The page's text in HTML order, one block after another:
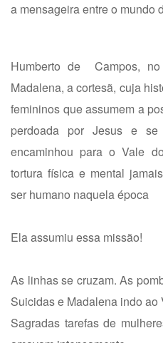
a mensageira entre o mundo
Humberto de Campos,
Madalena, a cortesã, cuja
femininos que assumem a
perdoada por Jesus e
encaminhou para o Vale
tortura física e mental
ser humano naquela época
Ela assumiu essa missão!
As linhas se cruzam. As
Suicidas e Madalena indo ao
Sagradas tarefas de